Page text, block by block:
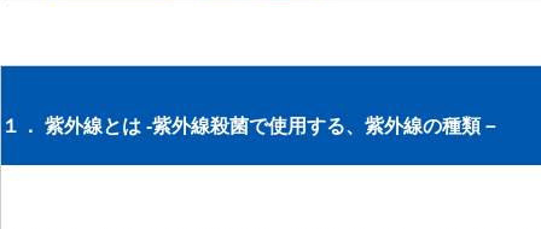
１． 紫外線とは -紫外線殺菌で使用する、紫外線の種類－